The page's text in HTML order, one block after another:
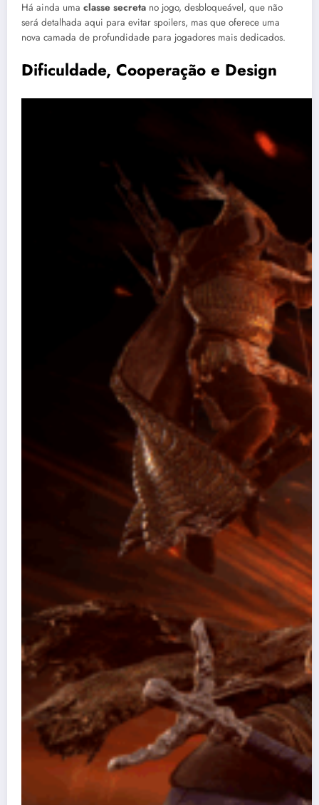
Há ainda uma classe secreta no jogo, desbloqueável, que não
será detalhada aqui para evitar spoilers, mas que oferece uma
nova camada de profundidade para jogadores mais dedicados.
Dificuldade, Cooperação e Design